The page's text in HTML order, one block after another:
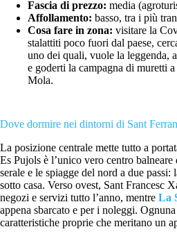
Fascia di prezzo: media
Affollamento: basso, tra i più
Cosa fare in zona: visitare la
stalattiti poco fuori dal paese,
uno dei quali, vuole la
e goderti la campagna di muretti
Mola.
Dove dormire nei dintorni di Sant
La posizione centrale mette tutto a
Es Pujols è l’unico vero centro
serale e le spiagge del nord a due passi:
sotto casa. Verso ovest, Sant Francesc
negozi e servizi tutto l’anno, mentre La
appena sbarcato e per i noleggi.
caratteristiche proprie che meritano un